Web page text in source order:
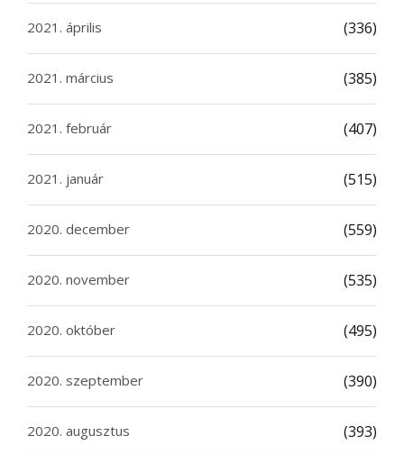
2021. április (336)
2021. március (385)
2021. február (407)
2021. január (515)
2020. december (559)
2020. november (535)
2020. október (495)
2020. szeptember (390)
2020. augusztus (393)